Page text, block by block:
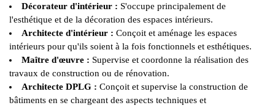
Décorateur d'intérieur : S'occupe principalement de
l'esthétique et de la décoration des espaces intérieurs.
Architecte d'intérieur : Conçoit et aménage les espaces
intérieurs pour qu'ils soient à la fois fonctionnels et esthétiques.
Maître d'œuvre : Supervise et coordonne la réalisation des
travaux de construction ou de rénovation.
Architecte DPLG : Conçoit et supervise la construction de
bâtiments en se chargeant des aspects techniques et